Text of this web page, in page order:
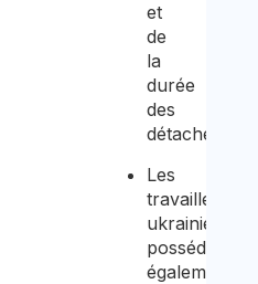
et
de
la
durée
des
détachements.
Les
travailleurs
ukrainiens
possédaient
également